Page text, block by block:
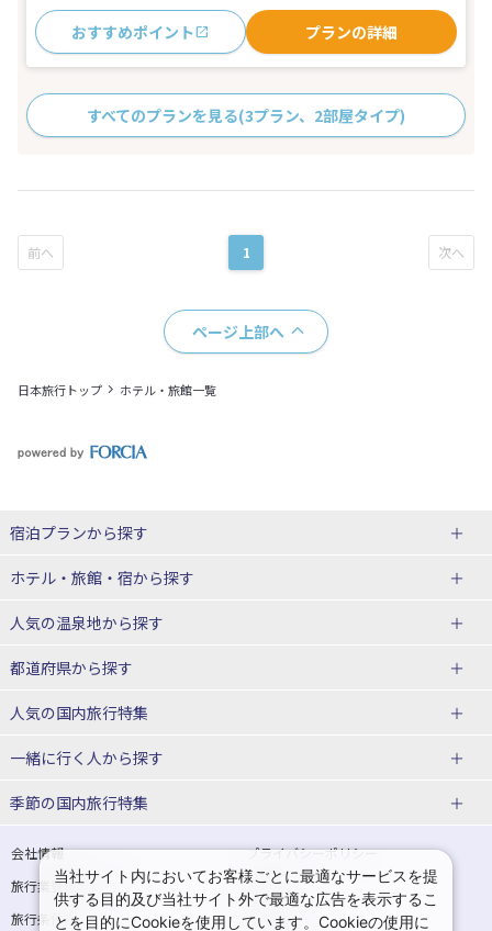
おすすめポイント プランの詳細
すべてのプランを見る(3プラン、2部屋タイプ)
1
ページ上部へ
日本旅行トップ ホテル・旅館一覧
宿泊プランから探す
北海道
東北
青森県
宮城県
山形県
関東
埼玉県 千葉県
ホテル・旅館・宿から探す
北海道ホテル・旅館
青森県ホテル・旅館
宮城県ホテル・旅館
山形県ホテル・旅館
東京都ホテル・旅館 神奈川県ホテル・旅館
人気の温泉地から探す
北海道
湯の川温泉(北海道)
十勝川温泉(北海道)
洞爺湖温泉(北海道)
層雲峡温泉(北海道)
東北
都道府県から探す
北海道旅行・ツアー
東北
青森旅行・ツアー 岩手旅行・ツアー
宮城旅行・ツアー 秋田旅行・ツアー
人気の国内旅行特集
東京ディズニーリゾート®への旅
ユニバーサル・スタジオ・ジャパ
一緒に行く人から探す
一人旅 国内版
カップル・夫婦旅行 国内版 女子旅 国内版
卒業旅行・学生旅行 国内版
季節の国内旅行特集
桜・お花見特集
ゴールデンウィーク（GW）の国内
旅行
夏休み・お盆の国内旅行 7月の国内旅行
会社情報
プライバシーポリシー
旅行業登録票・約款
規約集
旅行条件書
商標について
当社サイト内においてお客様ごとに最適なサービスを提
供する目的及び当社サイト外で最適な広告を表示するこ
とを目的にCookieを使用しています。Cookieの使用に